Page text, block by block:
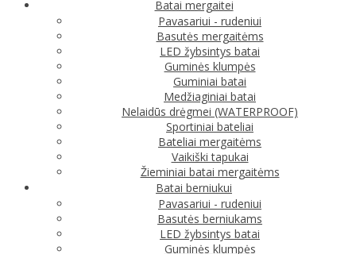
Batai mergaitei
Pavasariui - rudeniui
Basutės mergaitėms
LED žybsintys batai
Guminės klumpės
Guminiai batai
Medžiaginiai batai
Nelaidūs drėgmei (WATERPROOF)
Sportiniai bateliai
Bateliai mergaitėms
Vaikiški tapukai
Žieminiai batai mergaitėms
Batai berniukui
Pavasariui - rudeniui
Basutės berniukams
LED žybsintys batai
Guminės klumpės